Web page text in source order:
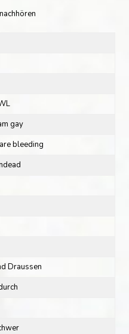
nachhören
gay
bleeding
Draussen